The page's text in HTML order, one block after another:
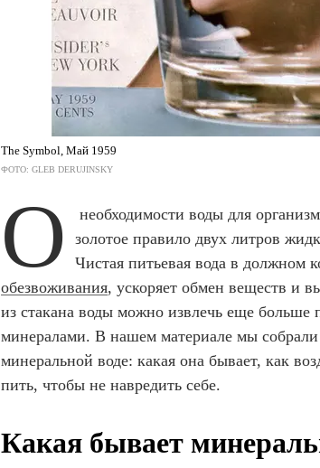
The Symbol, Май 1959
ФОТО: GLEB DERUJINSKY
О
необходимости воды для
золотое правило двух литров
Чистая питьевая вода в должном
обезвоживания, ускоряет обмен веществ и
из стакана воды можно извлечь еще больше
минералами. В нашем материале мы собрали
минеральной воде: какая она бывает, как
пить, чтобы не навредить себе.
Какая бывает